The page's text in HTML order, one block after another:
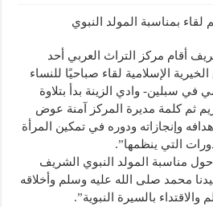
بمناسبة المولد النبوي
أقام مركز التراث العربي أحد
الإسلامية لقاء صباحيًا للنساء
في سبلين- وادي الزينة بدأ بتلاوة
ثم كلمة مديرة المركز آمنة عوض
وإنجازاته ودوره في تمكين المرأة
التي ينظمها”.
مناسبة المولد النبوي الشريف
محمد صلى الله عليه وسلم وأخلاقه
والاقتداء بالسيرة النبوية”.